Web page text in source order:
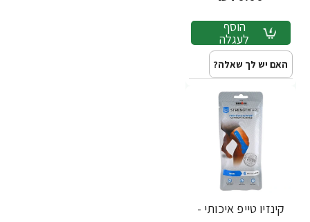
הוסף
לעגלה
האם יש לך שאלה?
קינזיו טייפ איכותי -